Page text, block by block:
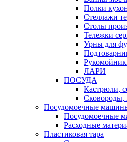
Полки
Стеллажи
Столы
Тележки
Урны для
ЛАРИ
ПОСУДА
Кастрюли,
Сковороды,
Посудомоечные
Посудомоечные
Расходные
Пластиковая тара